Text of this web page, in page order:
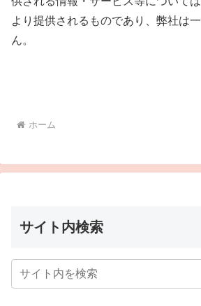
より提供されるものであり、弊社は
ん。
ホーム
サイト内検索